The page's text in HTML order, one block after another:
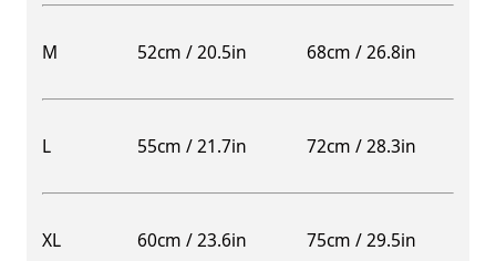
M 52cm / 20.5in 68cm / 26.8in
L 55cm / 21.7in 72cm / 28.3in
XL 60cm / 23.6in 75cm / 29.5in
自由入力(60x180以内)
お好みのサイズで縦幕・横幕の作成が可能です。
あんな場所こんな場所お好みのサイズでお好みの
レギュラーのれん
けて疑似的にのれんのような幕をつくります。お